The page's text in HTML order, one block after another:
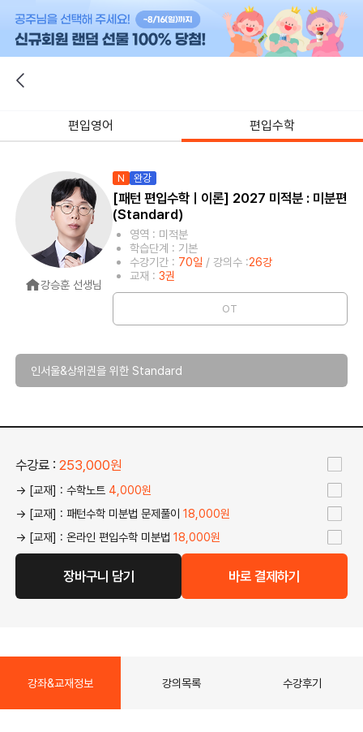
편입영어 편입수학
강승훈 선생님
N 완강
[패턴 편입수학ㅣ이론] 2027 미적분 : 미분편
(Standard)
영역 : 미적분
학습단계 : 기본
수강기간 : 70일 / 강의수 :26강
교재 :3권
OT
인서울&상위권을 위한 Standard
수강료 :253,000원
→ [교재] : 수학노트 4,000원
→ [교재] : 패턴수학 미분법 문제풀이18,000원
→ [교재] : 온라인 편입수학 미분법18,000원
장바구니 담기 바로 결제하기
강좌&교재정보 강의목록 수강후기